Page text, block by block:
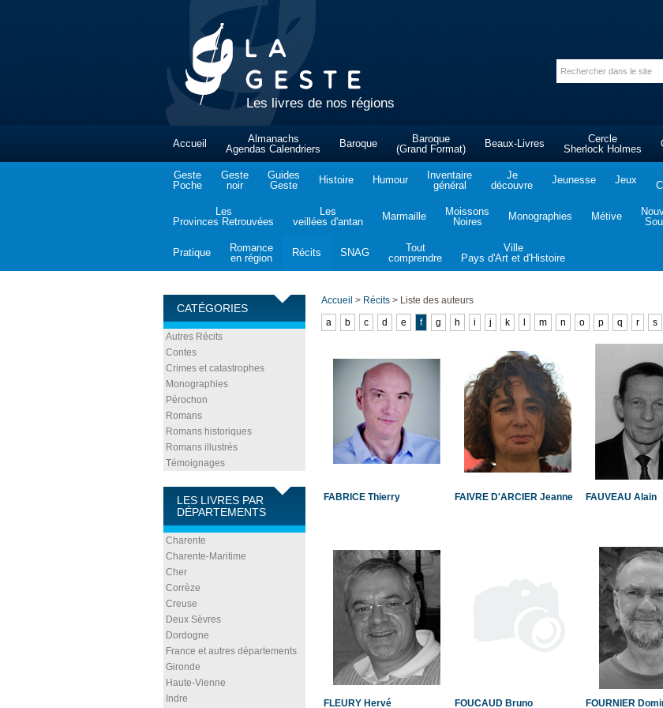
Les livres de nos régions
Accueil
Almanachs
Agendas Calendriers
Baroque
Baroque
(Grand Format)
Beaux-Livres
Cercle
Sherlock Holmes
Geste
Poche
Geste
noir
Guides
Geste
Histoire Humour
Inventaire
général
Je
découvre
Jeunesse Jeux
Les
Provinces Retrouvées
Les
veillées d'antan
Marmaille
Moissons
Noires
Monographies Métive
Pratique
Romance
en région
Récits SNAG
Tout
comprendre
Ville
Pays d'Art et d'Histoire
CATÉGORIES
Autres Récits
Contes
Crimes et catastrophes
Monographies
Pérochon
Romans
Romans historiques
Romans illustrés
Témoignages
LES LIVRES PAR
DÉPARTEMENTS
Charente
Charente-Maritime
Cher
Corrèze
Creuse
Deux Sèvres
Dordogne
France et autres départements
Gironde
Haute-Vienne
Indre
Accueil > Récits > Liste des auteurs
a
b c d e f g h i j k m n o p q r s
FABRICE Thierry FAIVRE D'ARCIER Jeanne FAUVEAU Alain
FLEURY Hervé FOUCAUD Bruno FOURNIER